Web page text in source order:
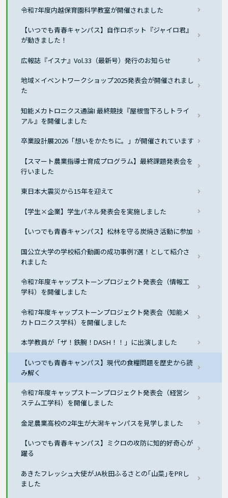
令和7年度内越保育園科学教室が開催されました
【いつでも青春キャンパス】自作ロボット『ジャイロ君』
が動きました！
広報誌『イスナ』Vol.33（最新号）発行のお知らせ
地域×イベントワークショップ2025発表会が開催されまし
た
知能メカトロニクス通論I 最終競技『屋根雪下ろしトライ
アル』を開催しました
卒業設計展2026「想いをかたちに。」が開催されています
【スマート農業指導士育成プログラム】最終課題発表会を
行いました
東日本大震災から15年を迎えて
【学生×企業】学生パネル発表会を実施しました
【いつでも青春キャンパス】松林を守る炭焼き活動に参加
国公立大学の学校紹介動画の成功事例7選！として紹介さ
れました
令和7年度キャップストーンプロジェクト発表会（情報工
学科）を開催しました
令和7年度キャップストーンプロジェクト発表会（知能メ
カトロニクス学科）を開催しました
本学教員が「ザ！鉄腕！DASH！！」に出演しました
【いつでも青春キャンパス】現代の食糧問題を歴史から読
み解く
令和7年度キャップストーンプロジェクト発表会（経営シ
ステム工学科）を開催しました
金足農業高校の2年生が大潟キャンパスを見学しました
【いつでも青春キャンパス】ミクロの攻防に知的好奇心が
躍る
あきたフレッシュ大使がJA秋田ふるさとの｢山菜｣をPRし
ました